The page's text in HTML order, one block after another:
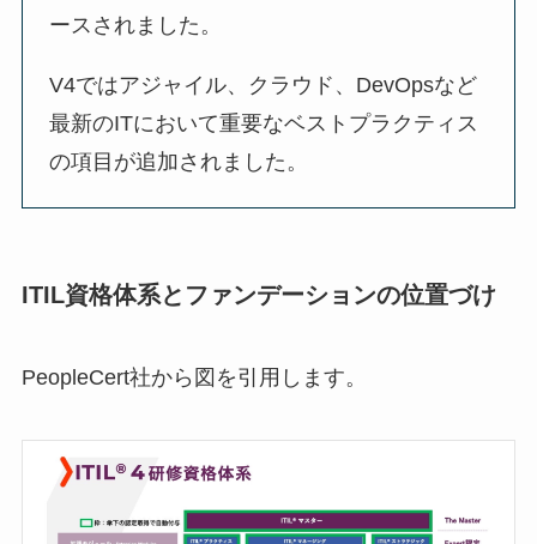
ースされました。
V4ではアジャイル、クラウド、DevOpsなど
最新のITにおいて重要なベストプラクティス
の項目が追加されました。
ITIL資格体系とファンデーションの位置づけ
PeopleCert社から図を引用します。